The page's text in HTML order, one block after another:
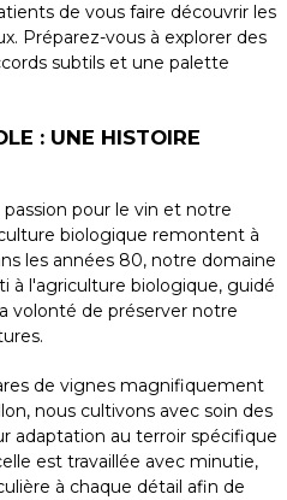
de vous faire découvrir les
Préparez-vous à explorer des
subtils et une palette
: UNE HISTOIRE
pour le vin et notre
biologique remontent à
les années 80, notre domaine
à l'agriculture biologique, guidé
volonté de préserver notre
de vignes magnifiquement
nous cultivons avec soin des
adaptation au terroir spécifique
est travaillée avec minutie,
à chaque détail afin de